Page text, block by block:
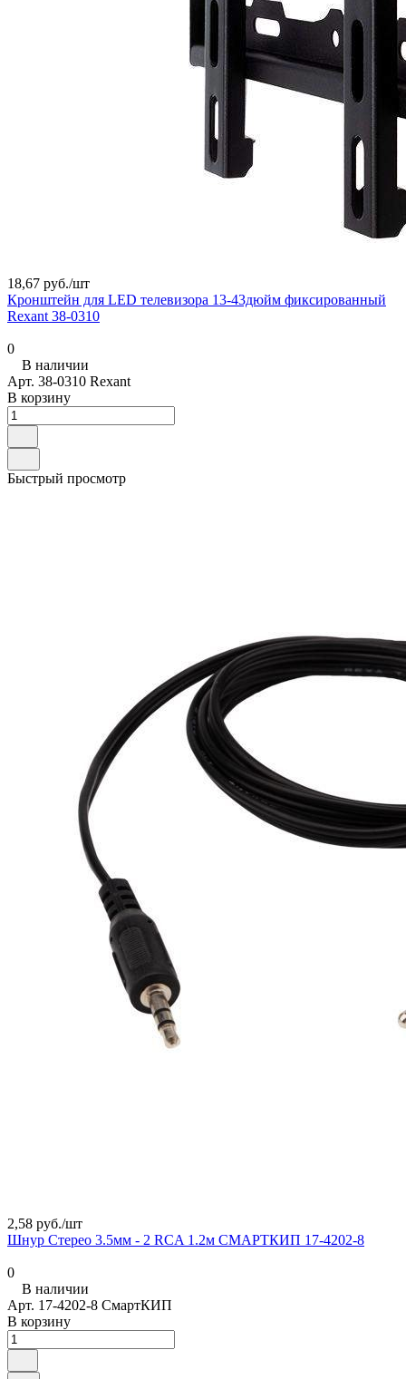
18,67 руб./шт
Кронштейн для LED телевизора 13-43дюйм фиксированный
Rexant 38-0310
0
В наличии
Арт. 38-0310 Rexant
В корзину
Быстрый просмотр
2,58 руб./шт
Шнур Стерео 3.5мм - 2 RCA 1.2м СМАРТКИП 17-4202-8
0
В наличии
Арт. 17-4202-8 СмартКИП
В корзину